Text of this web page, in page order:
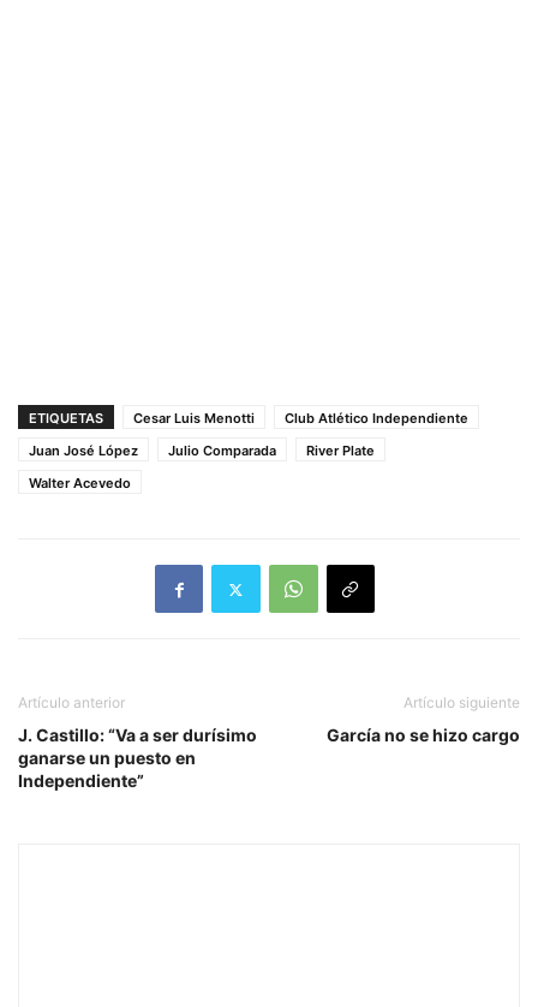
ETIQUETAS Cesar Luis Menotti
Club Atlético Independiente
Juan José López
Julio Comparada
River Plate
Walter Acevedo
Artículo anterior
J. Castillo: “Va a ser durísimo
ganarse un puesto en
Independiente”
Artículo siguiente
García no se hizo cargo